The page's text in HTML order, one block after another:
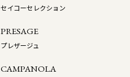
セイコーセレクション
PRESAGE
プレザージュ
CAMPANOLA